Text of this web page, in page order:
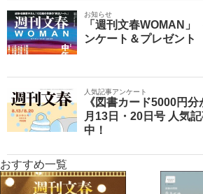
お知らせ
「週刊文春WOMAN」
ンケート＆プレゼント
人気記事アンケート
《図書カード5000円
月13日・20日号 人気
中！
おすすめ一覧